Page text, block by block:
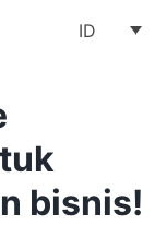
ID
bisnis!